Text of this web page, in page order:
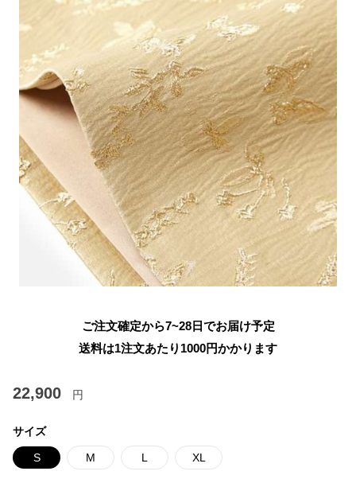
ご注文確定から7~28日でお届け予定
送料は1注文あたり 1000円かかります
22,900 円
サイズ
S M L XL